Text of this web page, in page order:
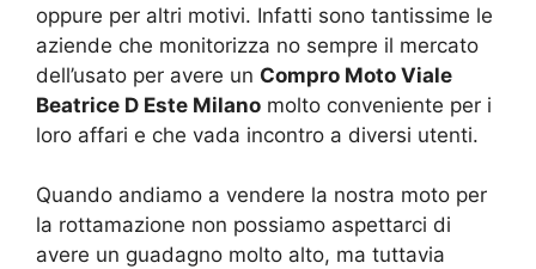
oppure per altri motivi. Infatti sono tantissime le
aziende che monitorizza no sempre il mercato
dell’usato per avere un Compro Moto Viale
Beatrice D Este Milano molto conveniente per i
loro affari e che vada incontro a diversi utenti.
Quando andiamo a vendere la nostra moto per
la rottamazione non possiamo aspettarci di
avere un guadagno molto alto, ma tuttavia